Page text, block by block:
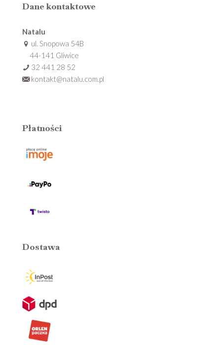
Dane kontaktowe
Natalu
ul. Snopowa 54B
44-141 Gliwice
32 441 28 52
kontakt@natalu.com.pl
Płatności
Dostawa